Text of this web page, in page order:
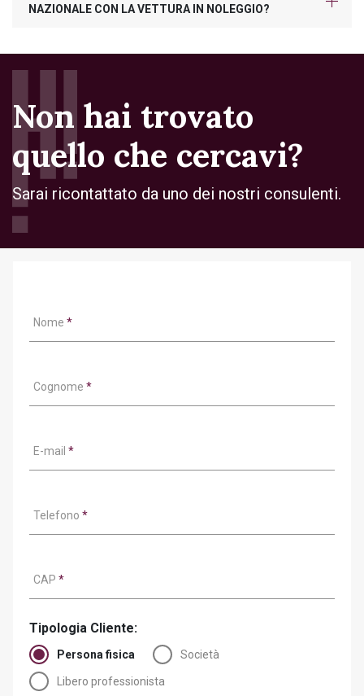
NAZIONALE CON LA VETTURA IN NOLEGGIO?
Non hai trovato
quello che cercavi?
Sarai ricontattato da uno dei nostri consulenti.
Nome *
Cognome *
E-mail *
Telefono *
CAP *
Tipologia Cliente:
Persona fisica Società
Libero professionista